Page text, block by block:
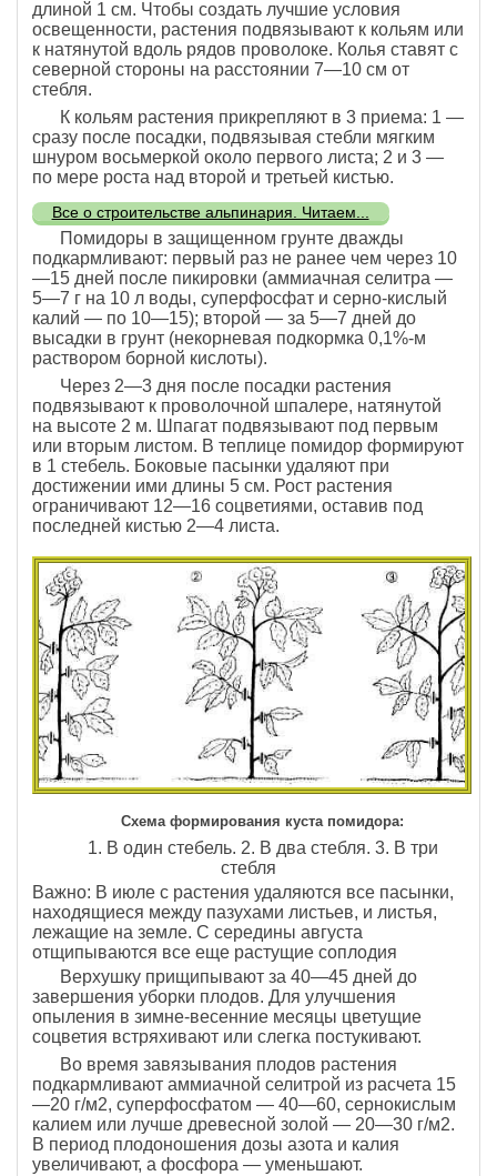
длиной 1 см. Чтобы создать лучшие условия
освещенности, растения подвязывают к кольям или
к натянутой вдоль рядов проволоке. Колья ставят с
северной стороны на расстоянии 7—10 см от
стебля.
К кольям растения прикрепляют в 3 приема: 1 —
сразу после посадки, подвязывая стебли мягким
шнуром восьмеркой около первого листа; 2 и 3 —
по мере роста над второй и третьей кистью.
Все о строительстве альпинария. Читаем...
Помидоры в защищенном грунте дважды
подкармливают: первый раз не ранее чем через 10
—15 дней после пикировки (аммиачная селитра —
5—7 г на 10 л воды, суперфосфат и серно-кислый
калий — по 10—15); второй — за 5—7 дней до
высадки в грунт (некорневая подкормка 0,1%-м
раствором борной кислоты).
Через 2—3 дня после посадки растения
подвязывают к проволочной шпалере, натянутой
на высоте 2 м. Шпагат подвязывают под первым
или вторым листом. В теплице помидор формируют
в 1 стебель. Боковые пасынки удаляют при
достижении ими длины 5 см. Рост растения
ограничивают 12—16 соцветиями, оставив под
последней кистью 2—4 листа.
Схема формирования куста помидора:
1. В один стебель. 2. В два стебля. 3. В три
стебля
Важно: В июле с растения удаляются все пасынки,
находящиеся между пазухами листьев, и листья,
лежащие на земле. С середины августа
отщипываются все еще растущие соплодия
Верхушку прищипывают за 40—45 дней до
завершения уборки плодов. Для улучшения
опыления в зимне-весенние месяцы цветущие
соцветия встряхивают или слегка постукивают.
Во время завязывания плодов растения
подкармливают аммиачной селитрой из расчета 15
—20 г/м2, суперфосфатом — 40—60, сернокислым
калием или лучше древесной золой — 20—30 г/м2.
В период плодоношения дозы азота и калия
увеличивают, а фосфора — уменьшают.